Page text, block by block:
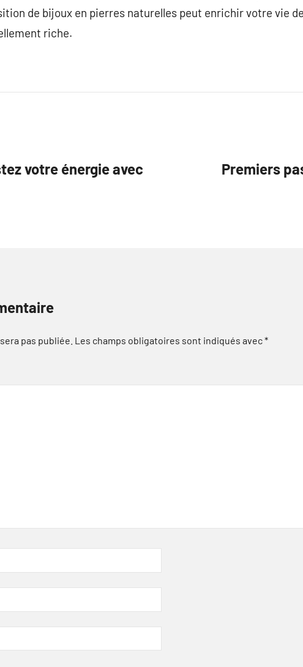
de bijoux en pierres naturelles peut enrichir votre vie
riche.
votre énergie avec
Premiers
pas publiée. Les champs obligatoires sont indiqués avec*